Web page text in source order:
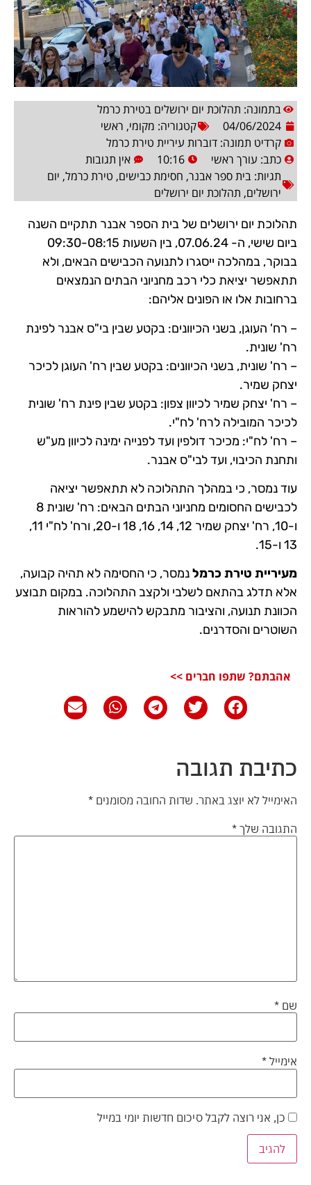
בתמונה: תהלוכת יום ירושלים בטירת כרמל
04/06/2024
קטגוריה: מקומי, ראשי
קרדיט תמונה: דוברות עיריית טירת כרמל
כתב: עורך ראשי 10:16
אין תגובות
תגיות: בית ספר אבנר, חסימת כבישים, טירת כרמל, יום
ירושלים, תהלוכת יום ירושלים
תהלוכת יום ירושלים של בית הספר אבנר תתקיים השנה
ביום שישי, ה- 07.06.24, בין השעות 09:30-08:15
בבוקר, במהלכה ייסגרו לתנועה הכבישים הבאים, ולא
תתאפשר יציאת כלי רכב מחניוני הבתים הנמצאים
ברחובות אלו או הפונים אליהם:
– רח' העוגן, בשני הכיוונים: בקטע שבין בי"ס אבנר לפינת
רח' שונית.
– רח' שונית, בשני הכיוונים: בקטע שבין רח' העוגן לכיכר
יצחק שמיר.
– רח' יצחק שמיר לכיוון צפון: בקטע שבין פינת רח' שונית
לכיכר המובילה לרח' לח"י.
– רח' לח"י: מכיכר דולפין ועד לפנייה ימינה לכיוון מע"ש
ותחנת הכיבוי, ועד לבי"ס אבנר.
עוד נמסר, כי במהלך התהלוכה לא תתאפשר יציאה
לכבישים החסומים מחניוני הבתים הבאים: רח' שונית 8
ו-10, רח' יצחק שמיר 12, 14, 16, 18 ו-20, ורח' לח"י 11,
13 ו-15.
מעיריית טירת כרמלנמסר, כי החסימה לא תהיה קבועה,
אלא תדלג בהתאם לשלבי ולקצב התהלוכה. במקום תבוצע
הכוונת תנועה, והציבור מתבקש להישמע להוראות
השוטרים והסדרנים.
אהבתם? שתפו חברים >>
כתיבת תגובה
האימייל לא יוצג באתר. שדות החובה מסומנים *
התגובה שלך *
שם *
אימייל *
כן, אני רוצה לקבל סיכום חדשות יומי במייל